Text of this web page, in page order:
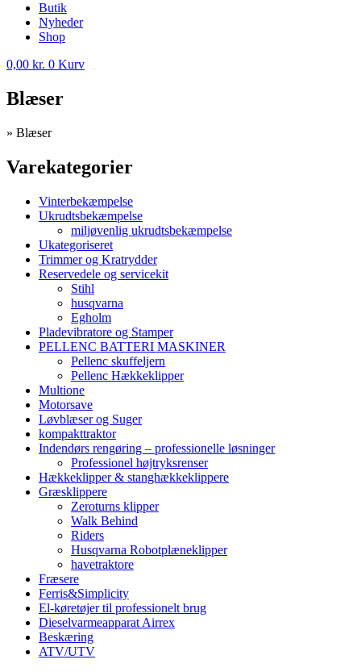
Butik
Nyheder
Shop
0,00 kr. 0 Kurv
Blæser
» Blæser
Varekategorier
Vinterbekæmpelse
Ukrudtsbekæmpelse
miljøvenlig ukrudtsbekæmpelse
Ukategoriseret
Trimmer og Kratrydder
Reservedele og servicekit
Stihl
husqvarna
Egholm
Pladevibratore og Stamper
PELLENC BATTERI MASKINER
Pellenc skuffeljern
Pellenc Hækkeklipper
Multione
Motorsave
Løvblæser og Suger
kompakttraktor
Indendørs rengøring – professionelle løsninger
Professionel højtryksrenser
Hækkeklipper & stanghækkeklippere
Græsklippere
Zeroturns klipper
Walk Behind
Riders
Husqvarna Robotplæneklipper
havetraktore
Fræsere
Ferris&Simplicity
El-køretøjer til professionelt brug
Dieselvarmeapparat Airrex
Beskæring
ATV/UTV